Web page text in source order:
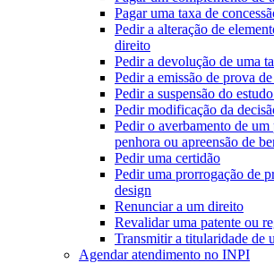
Pagar uma taxa de
Pedir a alteração de
direito
Pedir a devolução de uma
Pedir a emissão de prova
Pedir a suspensão do
Pedir modificação da
Pedir o averbamento de um
penhora ou apreensão de
Pedir uma certidão
Pedir uma prorrogação de
design
Renunciar a um direito
Revalidar uma patente ou
Transmitir a titularidade de
Agendar atendimento no INPI